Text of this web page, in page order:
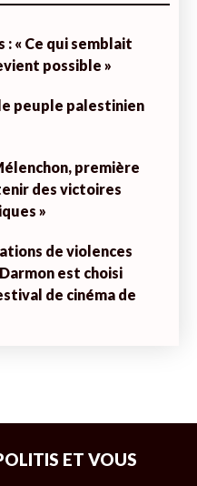
« Ce qui semblait
possible »
peuple palestinien
première
des victoires
»
de violences
est choisi
de cinéma de
ET VOUS